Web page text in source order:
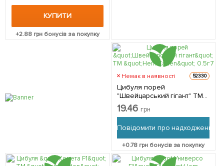
КУПИТИ
+2.88 грн бонусів за покупку
Немає в наявності 52330
Цибуля порей
"Швейцарський гігант" ТМ
"Hem Zaden" 0.5г
19.46 грн
Повідомити про надходження
+0.78грн бонусів за покупку